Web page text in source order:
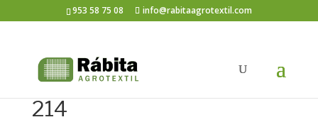
953 58 75 08 info@rabitaagrotextil.com
214